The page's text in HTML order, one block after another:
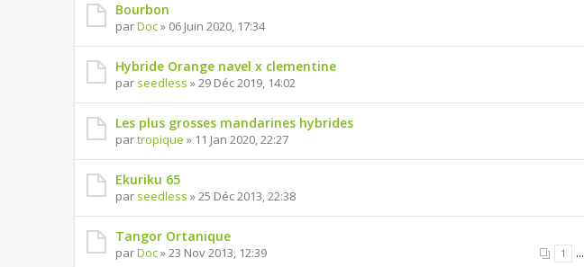
Bourbon
parDoc» 06 Juin 2020, 17:34
Hybride Orange navel x clementine
par seedless » 29 Déc 2019, 14:02
Les plus grosses mandarines hybrides
partropique » 11 Jan 2020, 22:27
Ekuriku 65
par seedless » 25 Déc 2013, 22:38
Tangor Ortanique
1 ...
parDoc» 23 Nov 2013, 12:39